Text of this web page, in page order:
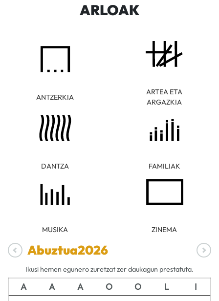
ARLOAK
ANTZERKIA
ARTEA ETA
ARGAZKIA
DANTZA FAMILIAK
MUSIKA ZINEMA
Abuztua2026
Ikusi hemen egunero zuretzat zer daukagun prestatuta.
A A A O O L I